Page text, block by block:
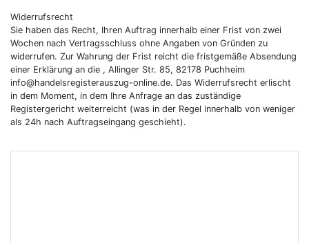
Widerrufsrecht
Sie haben das Recht, Ihren Auftrag innerhalb einer Frist von zwei
Wochen nach Vertragsschluss ohne Angaben von Gründen zu
widerrufen. Zur Wahrung der Frist reicht die fristgemäße Absendung
einer Erklärung an die , Allinger Str. 85, 82178 Puchheim
info@handelsregisterauszug-online.de. Das Widerrufsrecht erlischt
in dem Moment, in dem Ihre Anfrage an das zuständige
Registergericht weiterreicht (was in der Regel innerhalb von weniger
als 24h nach Auftragseingang geschieht).